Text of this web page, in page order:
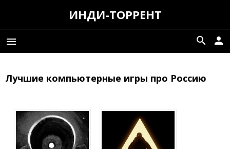
ИНДИ-ТОРРЕНТ
menu person
search
Лучшие компьютерные игры про Россию